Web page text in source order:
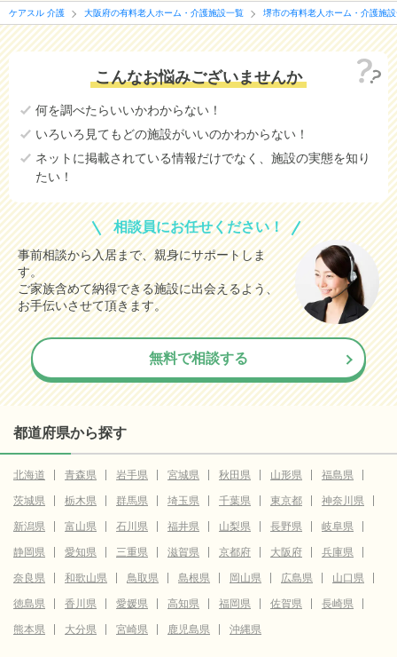
ケアスル 介護 大阪府の有料老人ホーム・介護施設一覧 堺市の有料老人ホーム・介護施
こんなお悩みございませんか
何を調べたらいいかわからない！
いろいろ見てもどの施設がいいのかわからない！
ネットに掲載されている情報だけでなく、施設の実態を知り
たい！
相談員にお任せください！
事前相談から入居まで、親身にサポートしま
す。
ご家族含めて納得できる施設に出会えるよう、
お手伝いさせて頂きます。
無料で相談する
都道府県から探す
北海道 青森県 岩手県 宮城県 秋田県 山形県
福島県
茨城県
栃木県 群馬県 埼玉県 千葉県 東京都
神奈川県
新潟県
富山県 石川県 福井県 山梨県 長野県
岐阜県
静岡県
愛知県 三重県 滋賀県 京都府 大阪府
兵庫県
奈良県
和歌山県 鳥取県 島根県 岡山県 広島県
山口県
徳島県
香川県 愛媛県 高知県 福岡県 佐賀県
長崎県
熊本県
大分県 宮崎県 鹿児島県 沖縄県